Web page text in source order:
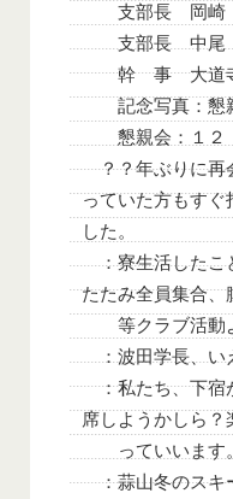
支部長 岡崎
支部長 中尾
幹 事 大道寺
記念写真：懇
懇親会：１２
？？年ぶりに再
っていた方もす
した。
：寮生活したこ
たたみ全員集合、
等クラブ活動
：波田学長、い
：私たち、下宿
席しようかしら？
っていいます
：蒜山冬のスキ